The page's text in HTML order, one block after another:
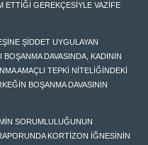
ETTİĞİ GEREKÇESİYLE VAZİFE
ŞİDDET UYGULAYAN
DAVASINDA, KADININ
AMAÇLI TEPKİ NİTELİĞİNDEKİ
BOŞANMA DAVASININ
SORUMLULUĞUNUN
KORTİZON İĞNESİNİN